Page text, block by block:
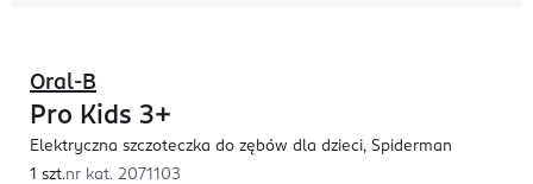
Oral-B
Pro Kids 3+
Elektryczna szczoteczka do zębów dla dzieci, Spiderman
1 szt.nr kat. 2071103